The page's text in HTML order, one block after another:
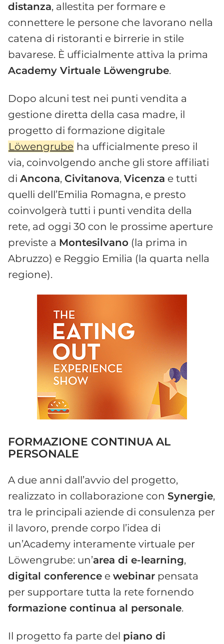
distanza, allestita per formare e
connettere le persone che lavorano nella
catena di ristoranti e birrerie in stile
bavarese. È ufficialmente attiva la prima
Academy Virtuale Löwengrube.
Dopo alcuni test nei punti vendita a
gestione diretta della casa madre, il
progetto di formazione digitale
Löwengrube ha ufficialmente preso il
via, coinvolgendo anche gli store affiliati
di Ancona, Civitanova, Vicenza e tutti
quelli dell’Emilia Romagna, e presto
coinvolgerà tutti i punti vendita della
rete, ad oggi 30 con le prossime aperture
previste a Montesilvano (la prima in
Abruzzo) e Reggio Emilia (la quarta nella
regione).
FORMAZIONE CONTINUA AL
PERSONALE
A due anni dall’avvio del progetto,
realizzato in collaborazione con Synergie,
tra le principali aziende di consulenza per
il lavoro, prende corpo l’idea di
un’Academy interamente virtuale per
Löwengrube: un’area di e-learning,
digital conference e webinar pensata
per supportare tutta la rete fornendo
formazione continua al personale.
Il progetto fa parte del piano di